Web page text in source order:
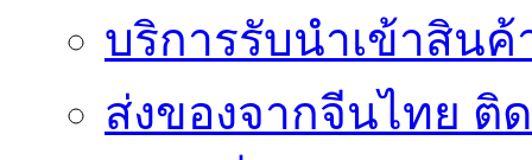
บริการรับนำเข้าสิน
ส่งของจากจีนไทย ติ